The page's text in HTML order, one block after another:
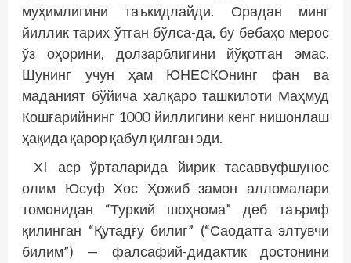
муҳимлигини таъкидлайди. Орадан минг
йиллик тарих ўтган бўлса-да, бу бебаҳо мерос
ўз оҳорини, долзарблигини йўқотган эмас.
Шунинг учун ҳам ЮНЕСКОнинг фан ва
маданият бўйича халқаро ташкилоти Маҳмуд
Кошғарийнинг 1000 йиллигини кенг нишонлаш
ҳақида қарор қабул қилган эди.
ХI аср ўрталарида йирик тасаввуфшунос
олим Юсуф Хос Ҳожиб замон алломалари
томонидан “Туркий шоҳнома” деб таъриф
қилинган “Қутадғу билиг” (“Саодатга элтувчи
билим”) — фалсафий-дидактик достонини